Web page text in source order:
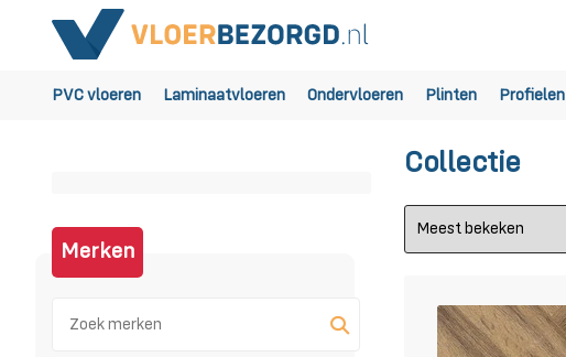
PVC vloeren Laminaatvloeren Ondervloeren Plinten Profielen
Merken
Collectie